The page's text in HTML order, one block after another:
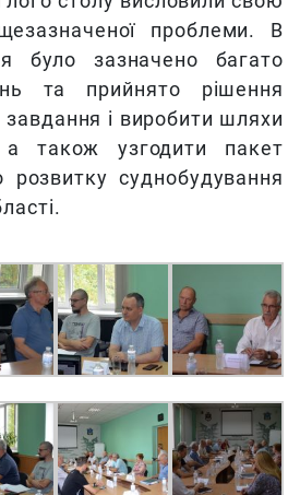
проблеми. В
було зазначено багато
та прийнято рішення
і виробити шляхи
а також узгодити пакет
розвитку суднобудування